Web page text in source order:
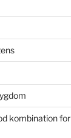
kombination for